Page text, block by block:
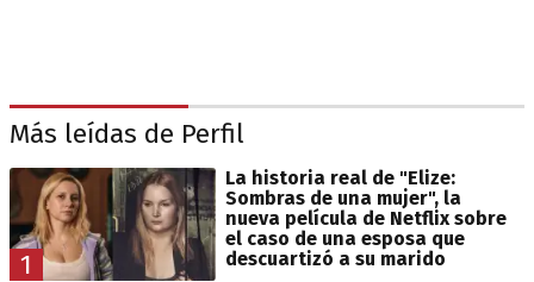
Más leídas de Perfil
1
La historia real de "Elize:
Sombras de una mujer", la
nueva película de Netflix sobre
el caso de una esposa que
descuartizó a su marido